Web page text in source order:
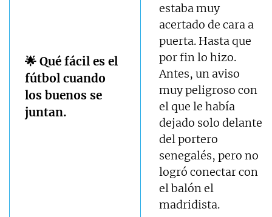
🌟 Qué fácil es el
fútbol cuando
los buenos se
juntan.
estaba muy
acertado de cara a
puerta. Hasta que
por fin lo hizo.
Antes, un aviso
muy peligroso con
el que le había
dejado solo delante
del portero
senegalés, pero no
logró conectar con
el balón el
madridista.